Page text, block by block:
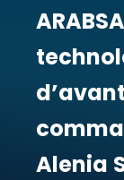
Alenia